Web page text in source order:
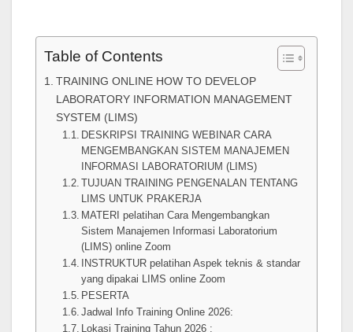
Table of Contents
TRAINING ONLINE HOW TO DEVELOP
LABORATORY INFORMATION MANAGEMENT
SYSTEM (LIMS)
DESKRIPSI TRAINING WEBINAR CARA
MENGEMBANGKAN SISTEM MANAJEMEN
INFORMASI LABORATORIUM (LIMS)
TUJUAN TRAINING PENGENALAN TENTANG
LIMS UNTUK PRAKERJA
MATERI pelatihan Cara Mengembangkan
Sistem Manajemen Informasi Laboratorium
(LIMS) online Zoom
INSTRUKTUR pelatihan Aspek teknis & standar
yang dipakai LIMS online Zoom
PESERTA
Jadwal Info Training Online 2026:
Lokasi Training Tahun 2026 :